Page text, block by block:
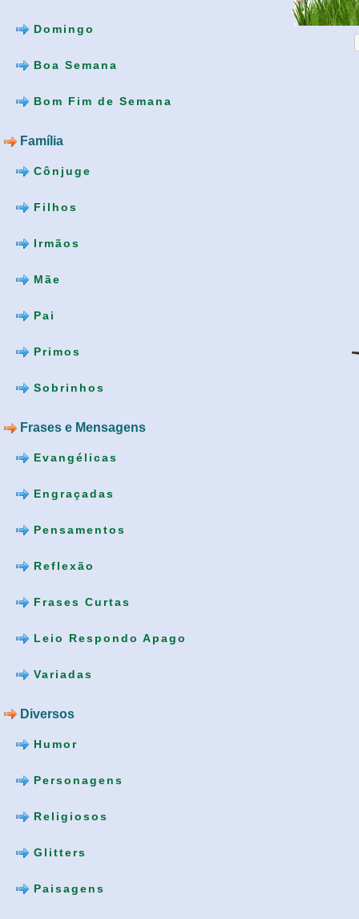
Domingo
Boa Semana
Bom Fim de Semana
Família
Cônjuge
Filhos
Irmãos
Mãe
Pai
Primos
Sobrinhos
Frases e Mensagens
Evangélicas
Engraçadas
Pensamentos
Reflexão
Frases Curtas
Leio Respondo Apago
Variadas
Diversos
Humor
Personagens
Religiosos
Glitters
Paisagens